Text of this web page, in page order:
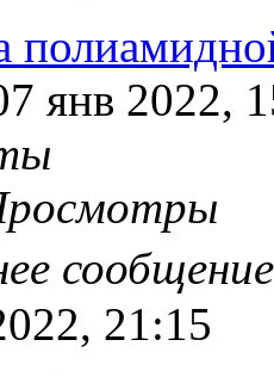
янв 2022,
21:15